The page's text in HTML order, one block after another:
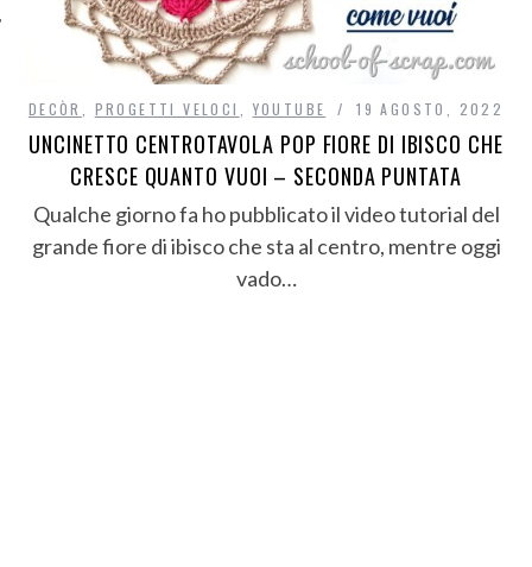
DECÒR PROGETTI VELOCI YOUTUBE 19 AGOSTO, 2022
UNCINETTO CENTROTAVOLA POP FIORE DI IBISCO CHE
CRESCE QUANTO VUOI – SECONDA PUNTATA
Qualche giorno fa ho pubblicato il video tutorial del
grande fiore di ibisco che sta al centro, mentre oggi
vado…